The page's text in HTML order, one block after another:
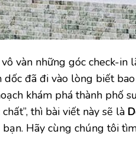
vàn những góc check-in
dốc đã đi vào lòng biết
khám phá thành phố
thì bài viết này sẽ là
Hãy cùng chúng tôi